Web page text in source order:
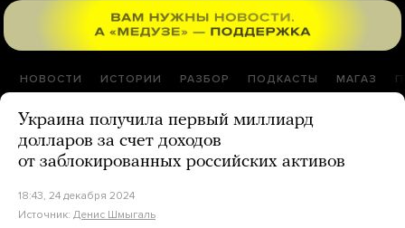
НОВОСТИ ИСТОРИИ РАЗБОР ПОДКАСТЫ МАГАЗ
Украина получила первый миллиард
долларов за счет доходов
от заблокированных российских активов
18:43, 24 декабря 2024
Источник: Денис Шмыгаль